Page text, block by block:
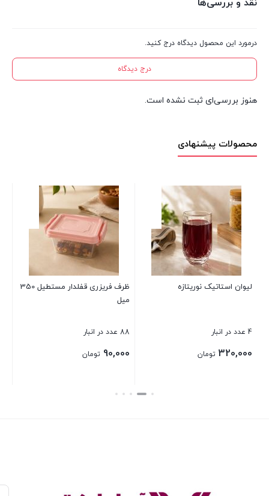
نقد و بررسی‌ها
درمورد این محصول دیدگاه درج کنید.
درج دیدگاه
هنوز بررسی‌ای ثبت نشده است.
محصولات پیشنهادی
لیوان استاتیک نوریتازه
4 عدد در انبار
320,000 تومان
ظرف فریزری قفلدار مستطیل 350
میل
88 عدد در انبار
90,000 تومان
بستن